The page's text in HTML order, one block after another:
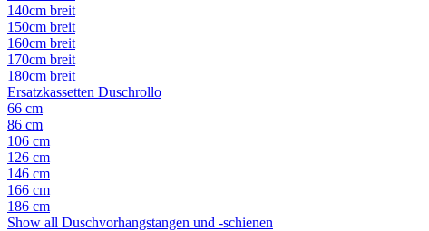
140cm breit
150cm breit
160cm breit
170cm breit
180cm breit
Ersatzkassetten Duschrollo
66 cm
86 cm
106 cm
126 cm
146 cm
166 cm
186 cm
Show all Duschvorhangstangen und -schienen